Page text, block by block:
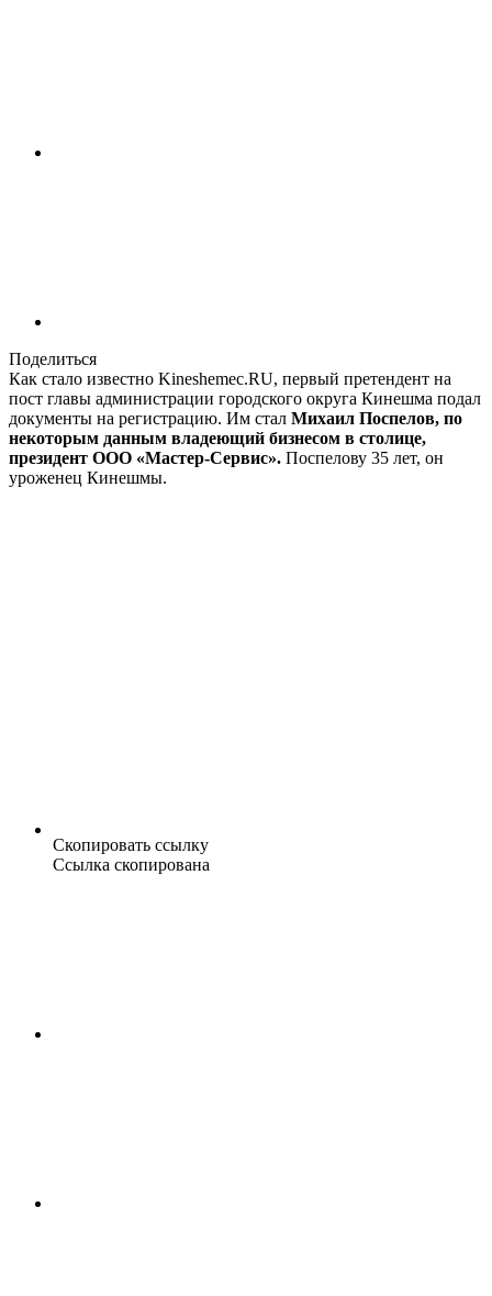
Поделиться
Как стало известно Kineshemec.RU, первый претендент на
пост главы администрации городского округа Кинешма подал
документы на регистрацию. Им стал Михаил Поспелов, по
некоторым данным владеющий бизнесом в столице,
президент ООО «Мастер-Сервис». Поспелову 35 лет, он
уроженец Кинешмы.
Скопировать ссылку
Ссылка скопирована